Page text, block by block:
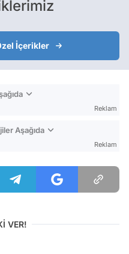
İçerikler
Reklam
Aşağıda
Reklam
VER!